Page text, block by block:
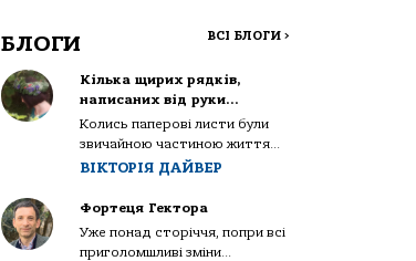
БЛОГИ ВСІ БЛОГИ >
Кілька щирих рядків,
написаних від руки…
Колись паперові листи були
звичайною частиною життя...
ВІКТОРІЯ ДАЙВЕР
Фортеця Гектора
Уже понад сторіччя, попри всі
приголомшливі зміни...